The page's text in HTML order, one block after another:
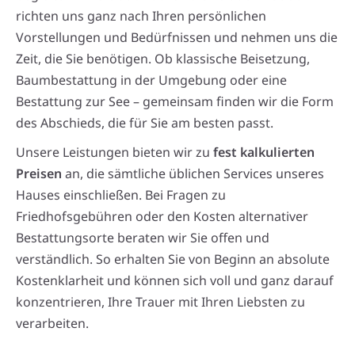
richten uns ganz nach Ihren persönlichen
Vorstellungen und Bedürfnissen und nehmen uns die
Zeit, die Sie benötigen. Ob klassische Beisetzung,
Baumbestattung in der Umgebung oder eine
Bestattung zur See – gemeinsam finden wir die Form
des Abschieds, die für Sie am besten passt.
Unsere Leistungen bieten wir zu fest kalkulierten
Preisen an, die sämtliche üblichen Services unseres
Hauses einschließen. Bei Fragen zu
Friedhofsgebühren oder den Kosten alternativer
Bestattungsorte beraten wir Sie offen und
verständlich. So erhalten Sie von Beginn an absolute
Kostenklarheit und können sich voll und ganz darauf
konzentrieren, Ihre Trauer mit Ihren Liebsten zu
verarbeiten.